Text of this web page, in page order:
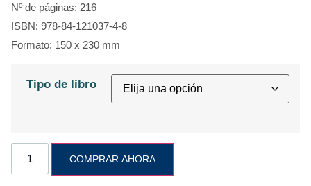
Nº de páginas: 216
ISBN: 978-84-121037-4-8
Formato: 150 x 230 mm
Tipo de libro
COMPRAR AHORA